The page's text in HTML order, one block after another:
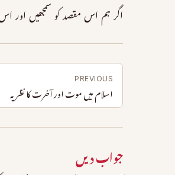
اگر ہم اس مقصد کو سمجھیں اور اس
PREVIOUS
اسلام میں موت اور آخرت کا نظریہ
جواب دیں